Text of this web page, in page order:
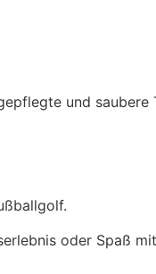
und saubere
oder Spaß